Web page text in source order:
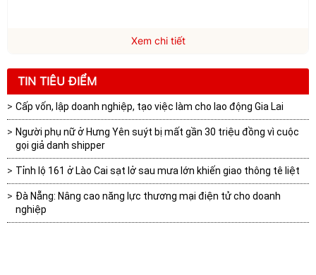
Xem chi tiết
TIN TIÊU ĐIỂM
Cấp vốn, lập doanh nghiệp, tạo việc làm cho lao động Gia Lai
Người phụ nữ ở Hưng Yên suýt bị mất gần 30 triệu đồng vì cuộc
gọi giả danh shipper
Tỉnh lộ 161 ở Lào Cai sạt lở sau mưa lớn khiến giao thông tê liệt
Đà Nẵng: Nâng cao năng lực thương mại điện tử cho doanh
nghiệp